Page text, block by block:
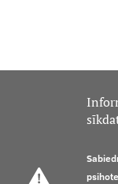
Mobile
galvenā